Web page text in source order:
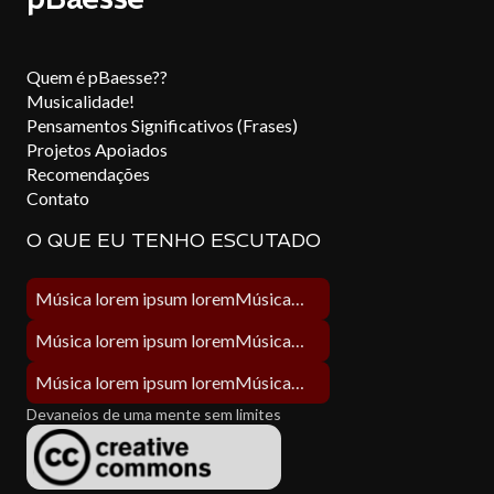
Quem é pBaesse??
Musicalidade!
Pensamentos Significativos (Frases)
Projetos Apoiados
Recomendações
Contato
O QUE EU TENHO ESCUTADO
Música lorem ipsum loremMúsica lorem ipsum lorem
Música lorem ipsum loremMúsica lorem ipsum lorem
Música lorem ipsum loremMúsica lorem ipsum lorem
Devaneios de uma mente sem limites